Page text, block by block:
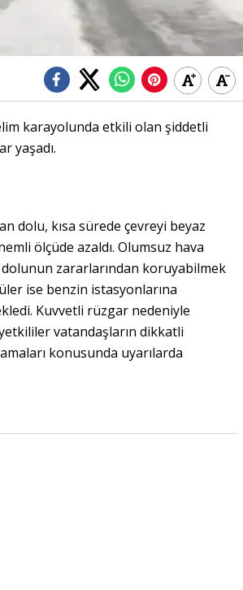
karayolunda etkili olan şiddetli
yaşadı.
dolu, kısa sürede çevreyi beyaz
ölçüde azaldı. Olumsuz hava
dolunun zararlarından koruyabilmek
ise benzin istasyonlarına
Kuvvetli rüzgar nedeniyle
vatandaşların dikkatli
konusunda uyarılarda